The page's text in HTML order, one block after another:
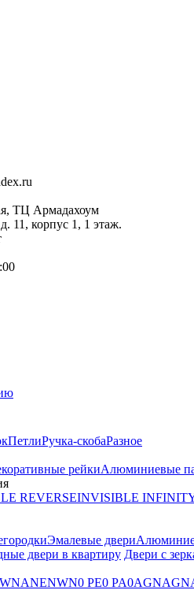
ТЦ Армадахоум
11, корпус 1, 1 этаж.
ПетлиРучка-скобаРазное
рейкиАлюминиевые
REVERSEINVISIBLE
Эмалевые двери
двери в квартиру Двери с
NANENWN0 PE0 PA0AGNAGN